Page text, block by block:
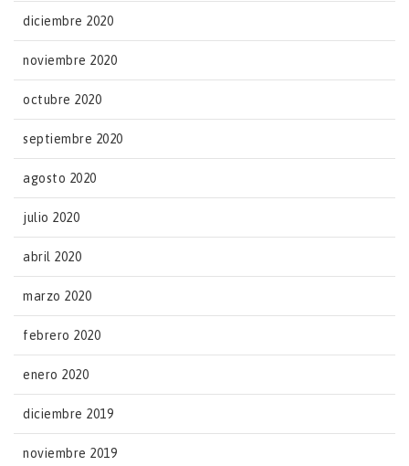
diciembre 2020
noviembre 2020
octubre 2020
septiembre 2020
agosto 2020
julio 2020
abril 2020
marzo 2020
febrero 2020
enero 2020
diciembre 2019
noviembre 2019